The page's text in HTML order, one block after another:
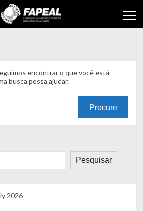
encontrar o que você está
busca possa ajudar.
Pesquisar
2026